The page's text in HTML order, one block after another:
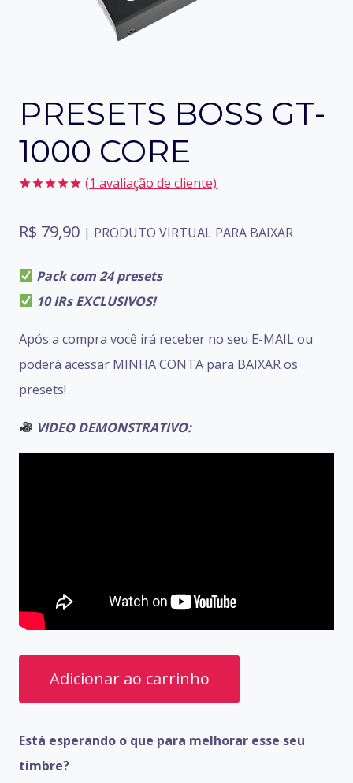
PRESETS BOSS GT-
1000 CORE
de 5, com
baseado em
(1 avaliação de cliente)
R$ 79,90 | PRODUTO VIRTUAL PARA BAIXAR
Pack com 24 presets
10 IRs EXCLUSIVOS!
Após a compra você irá receber no seu E-MAIL ou
poderá acessar MINHA CONTA para BAIXAR os
presets!
VIDEO DEMONSTRATIVO:
1000
CORE
Adicionar ao carrinho
Está esperando o que para melhorar esse seu
timbre?